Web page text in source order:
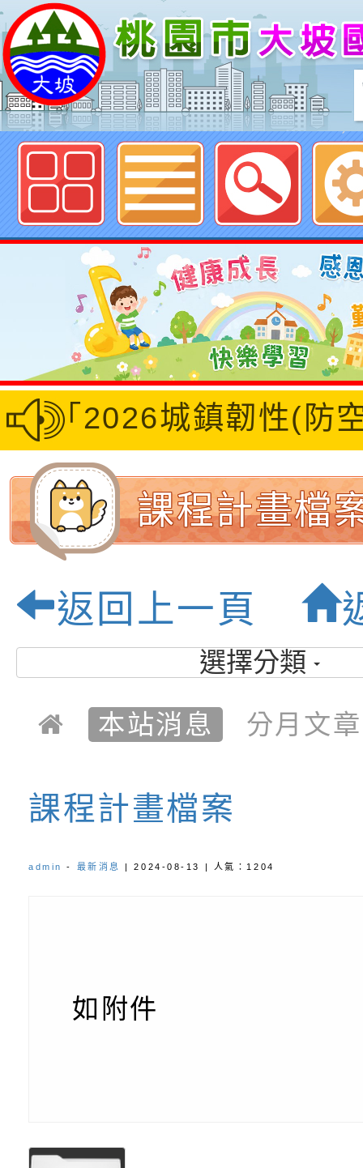
歡迎參觀：桃園市大坡國民小學網
「2026城鎮韌性(防
課程計畫檔
質校園
返回上一頁
選擇分類
本站消息 分月文章
課程計畫檔案
admin - 最新消息 | 2024-08-13 | 人氣：1204
如附件